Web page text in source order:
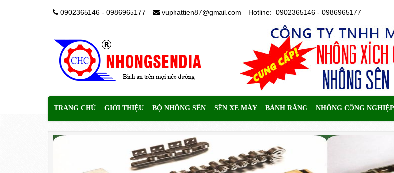
TRANG CHỦ GIỚI THIỆU BỘ NHÔNG SÊN SÊN XE MÁY BÁNH RĂNG NHÔNG CÔNG NGHIỆP
0902365146 - 0986965177 vuphattien87@gmail.com Hotline: 0902365146 - 0986965177